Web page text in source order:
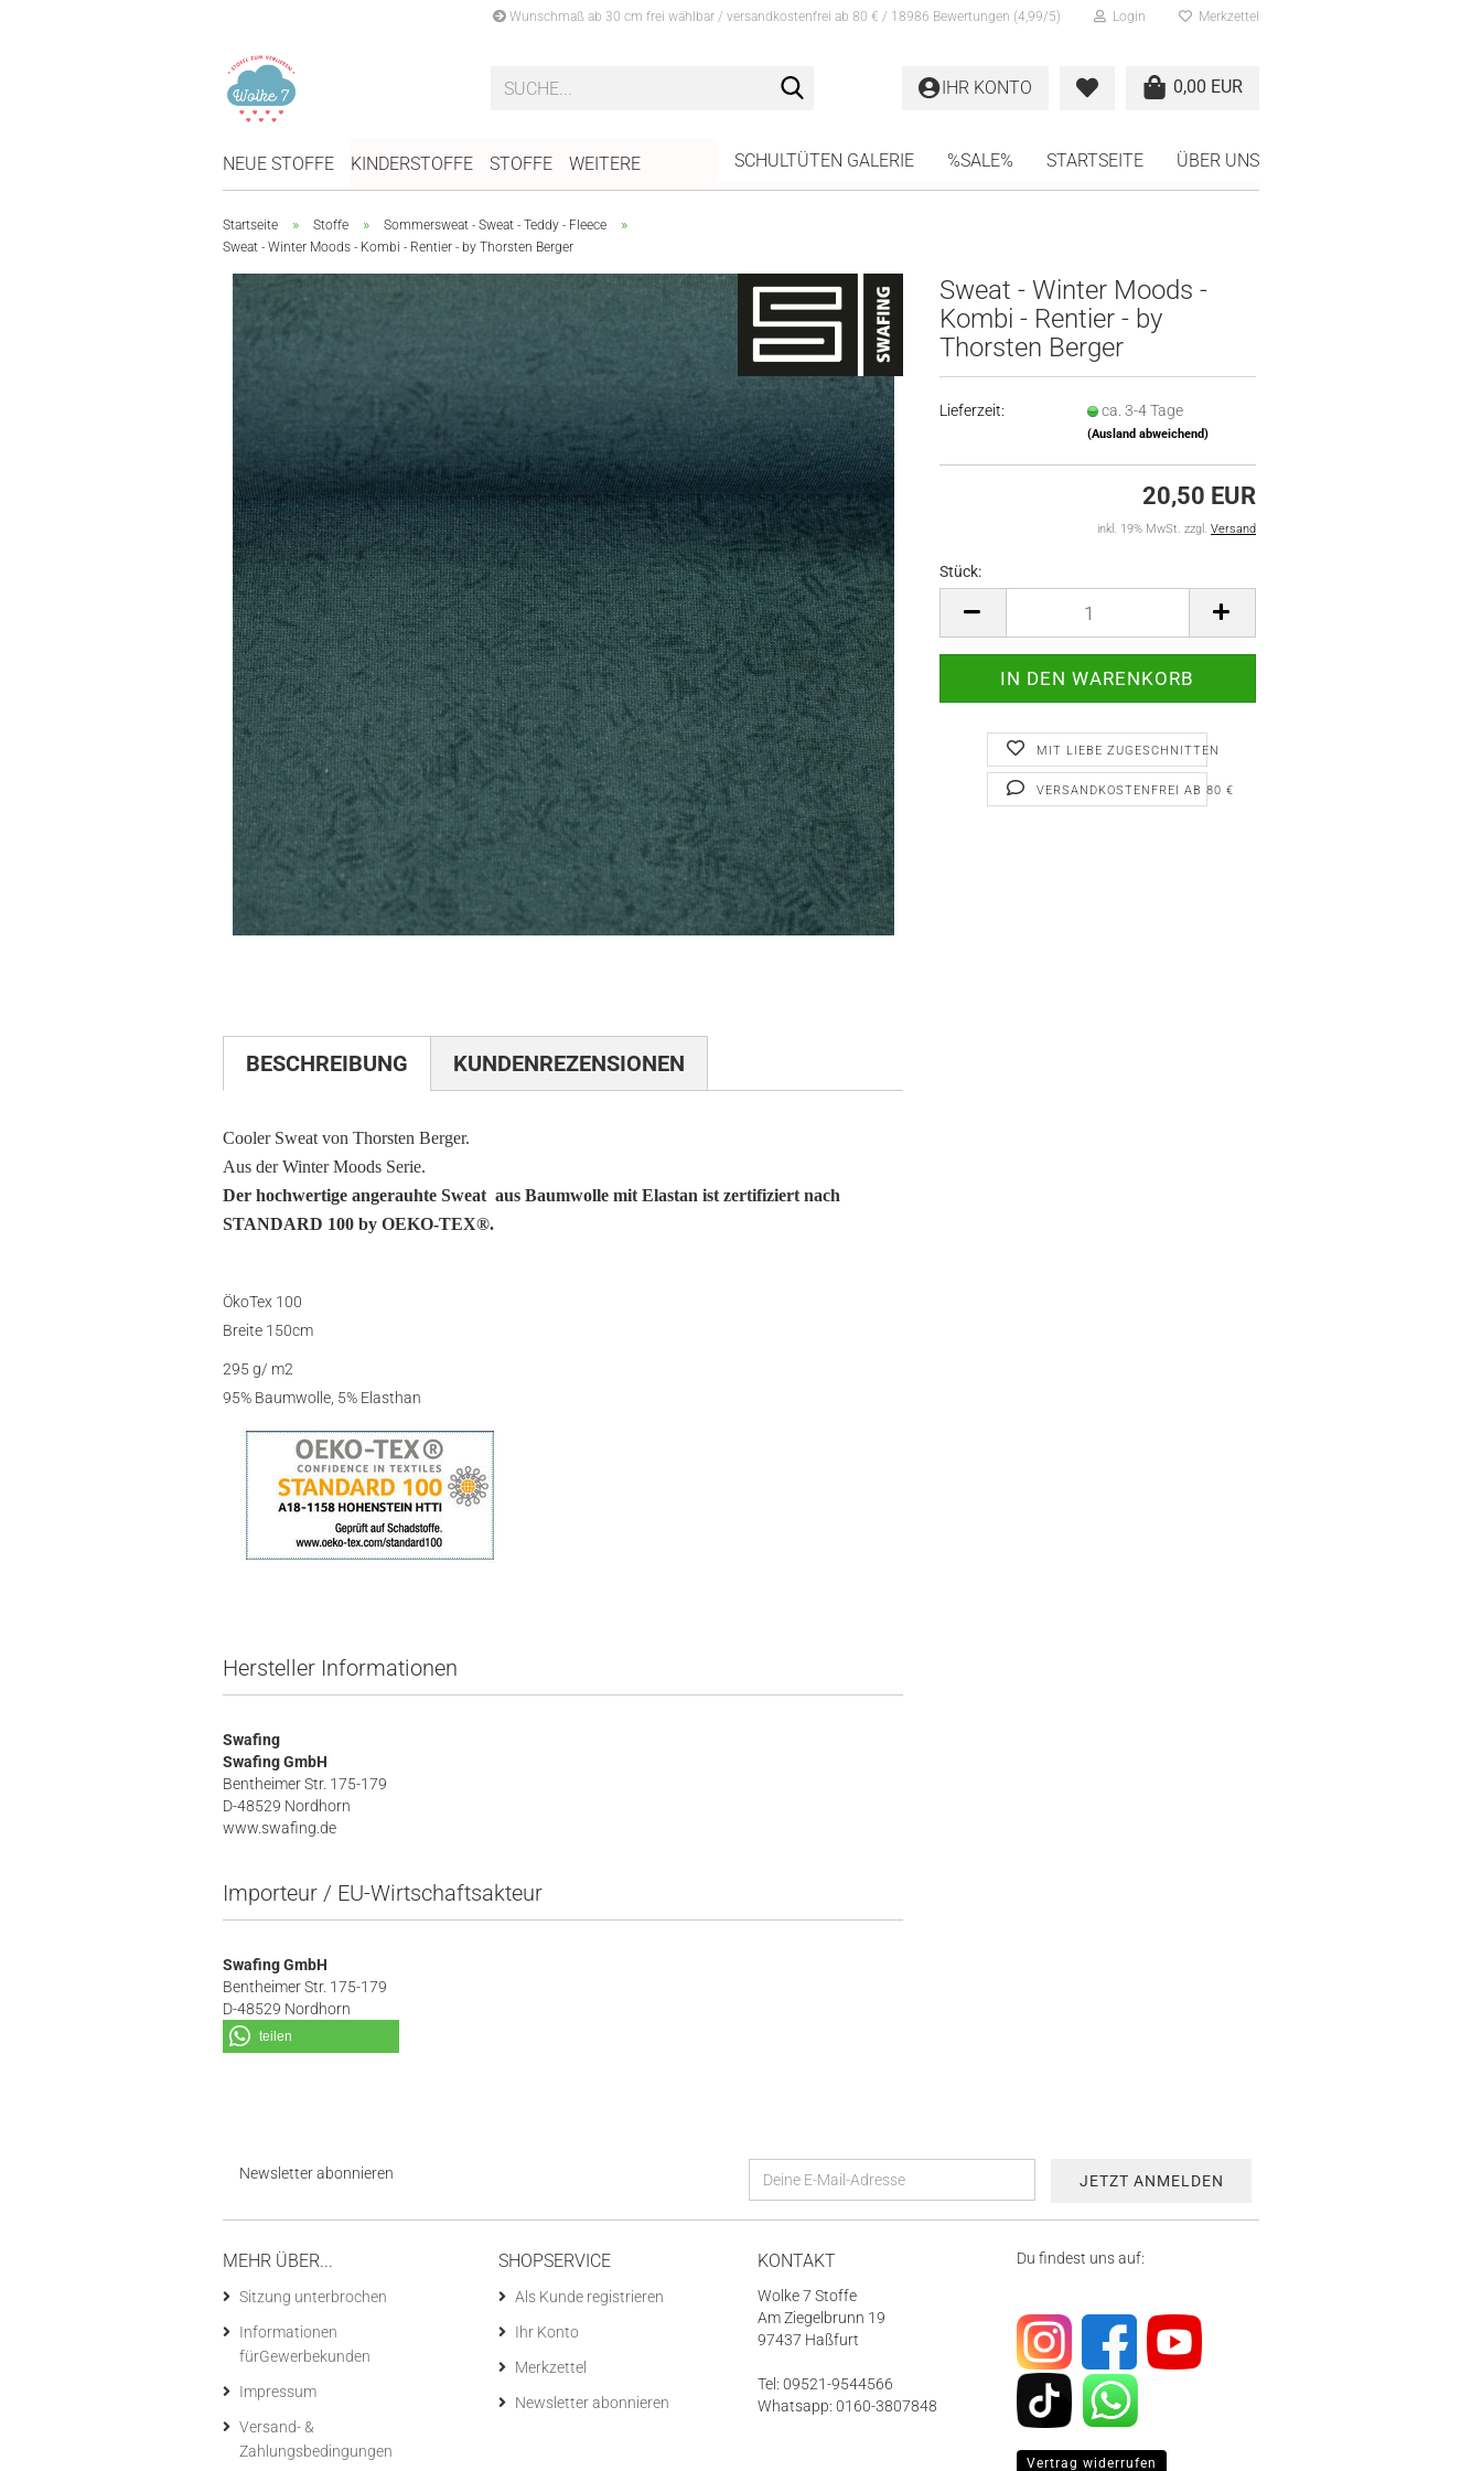
Wunschmaß ab 30 cm frei wählbar / versandkostenfrei ab 80 € / 18986 Bewertungen (4,99/5) Login Merkzettel
0,00 EUR
IHR KONTO
NEUE STOFFE KINDERSTOFFE STOFFE SCHULTÜTEN GALERIE %SALE% STARTSEITE ÜBER UNS
WEITERE
Startseite » Stoffe » Sommersweat - Sweat - Teddy - Fleece »
Sweat - Winter Moods - Kombi - Rentier - by Thorsten Berger
Sweat - Winter Moods -
Kombi - Rentier - by
Thorsten Berger
Lieferzeit: ca. 3-4 Tage
(Ausland abweichend)
20,50 EUR
inkl. 19% MwSt. zzgl. Versand
Stück:
Stück
MIT LIEBE ZUGESCHNITTEN
VERSANDKOSTENFREI AB 80 €
BESCHREIBUNG KUNDENREZENSIONEN
Cooler Sweat von Thorsten Berger.
Aus der Winter Moods Serie.
Der hochwertige angerauhte Sweat aus Baumwolle mit Elastan ist zertifiziert nach
STANDARD 100 by OEKO-TEX®.
ÖkoTex 100
Breite 150cm
295 g/ m2
95% Baumwolle, 5% Elasthan
Hersteller Informationen
Swafing
Swafing GmbH
Bentheimer Str. 175-179
D-48529 Nordhorn
www.swafing.de
Importeur / EU-Wirtschaftsakteur
Swafing GmbH
Bentheimer Str. 175-179
D-48529 Nordhorn
teilen
Newsletter abonnieren
MEHR ÜBER...
Sitzung unterbrochen
Informationen
fürGewerbekunden
Impressum
Versand- &
Zahlungsbedingungen
SHOPSERVICE
Als Kunde registrieren
Ihr Konto
Merkzettel
Newsletter abonnieren
KONTAKT
Wolke 7 Stoffe
Am Ziegelbrunn 19
97437 Haßfurt
Tel: 09521-9544566
Whatsapp: 0160-3807848
Du findest uns auf:
Vertrag widerrufen